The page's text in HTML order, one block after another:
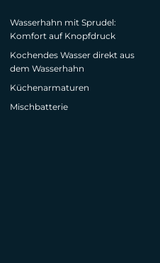
Wasserhahn mit Sprudel:
Komfort auf Knopfdruck
Kochendes Wasser direkt aus
dem Wasserhahn
Küchenarmaturen
Mischbatterie